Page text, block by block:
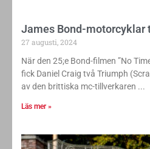
James Bond-motorcyklar
27 augusti, 2024
När den 25;e Bond-filmen ”No
fick Daniel Craig två Triumph
av den brittiska mc-tillverkaren
Läs mer »